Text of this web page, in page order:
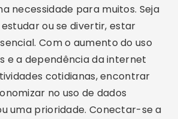
necessidade para muitos. Seja
ou se divertir, estar
Com o aumento do uso
e a dependência da internet
cotidianas, encontrar
no uso de dados
uma prioridade. Conectar-se a